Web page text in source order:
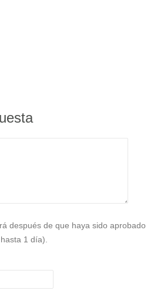
después de que haya sido aprobado
1 día).